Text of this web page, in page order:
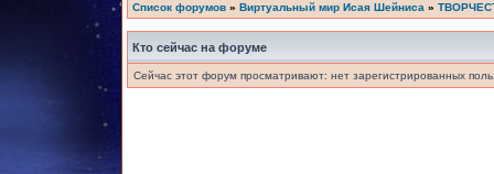
Список форумов » Виртуальный мир Исая Шейниса »
Кто сейчас на форуме
Сейчас этот форум просматривают: нет зарегистрированных